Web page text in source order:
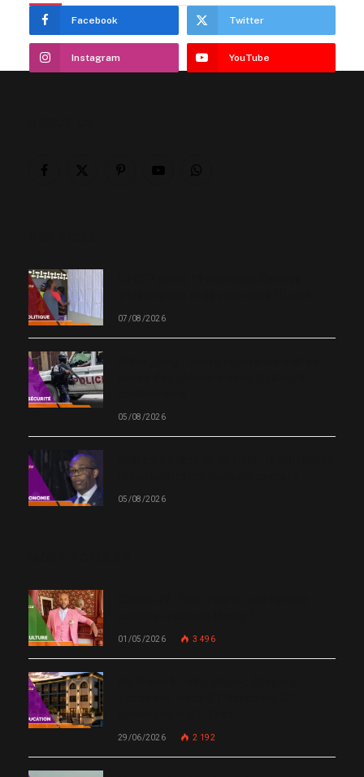
Facebook Twitter
Instagram YouTube
07/08/2026
05/08/2026
05/08/2026
01/05/2026 3 496
29/06/2026 2 192